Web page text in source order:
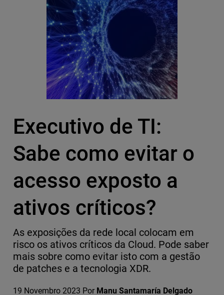
Executivo de TI:
Sabe como evitar o
acesso exposto a
ativos críticos?
As exposições da rede local colocam em
risco os ativos críticos da Cloud. Pode saber
mais sobre como evitar isto com a gestão
de patches e a tecnologia XDR.
19 Novembro 2023 Por Manu Santamaría Delgado